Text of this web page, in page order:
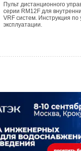
Пульт дистанционного
серии RM12F для
VRF систем. Инструкция по
эксплуатации.